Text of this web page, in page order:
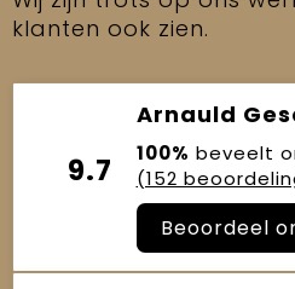
klanten ook zien.
9.7
Arnauld
100% beveelt
(152
Beoordeel